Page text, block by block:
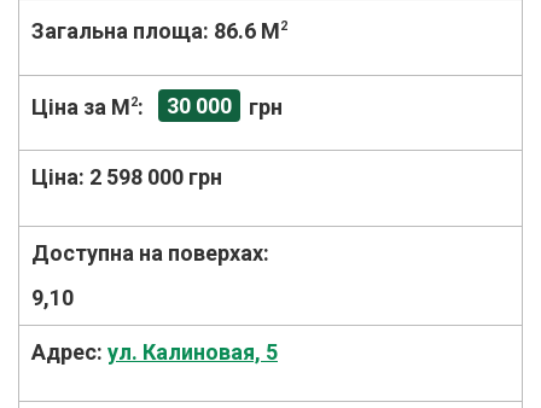
Загальна площа: 86.6 M2
Ціна за М2: 30 000 грн
Ціна: 2 598 000 грн
Доступна на поверхах:
9,10
Адрес: ул. Калиновая, 5